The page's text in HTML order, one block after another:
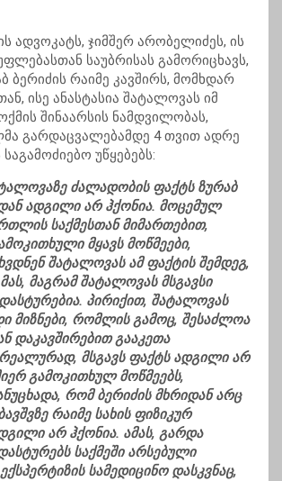
ადვოკატს, ჯიმშერ არობელიძეს, ის
საუბრისას გამორიცხავს,
ბერიძის რაიმე კავშირს, მომხდარ
ისე ანასტასია შატალოვას იმ
შინაარსის ნამდვილობას,
გარდაცვალებამდე 4 თვით ადრე
უწყებებს:
ძალადობის ფაქტს ზურაბ
ადგილი არ ჰქონია. მოცემულ
საქმესთან მიმართებით,
მყავს მოწმეები,
შატალოვას ამ ფაქტის შემდეგ,
მაგრამ შატალოვას მსგავსი
პირიქით, შატალოვას
მიზნები, რომლის გამოც, შესაძლოა
დაკავშირებით გააკეთა
რეალურად, მსგავს ფაქტს ადგილი არ
გამოკითხულ მოწმეებს,
რომ ბერიძის მხრიდან არც
რაიმე სახის ფიზიკურ
არ ჰქონია. ამას, გარდა
საქმეში არსებული
სამედიცინო დასკვნაც,